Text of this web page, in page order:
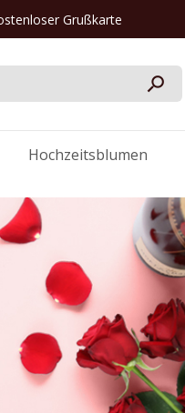
Grußkarte
Hochzeitsblumen